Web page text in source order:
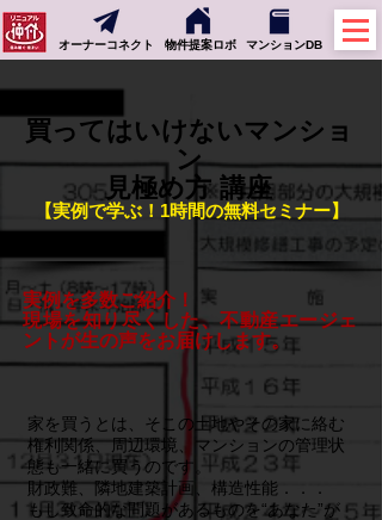
オーナーコネクト 物件提案ロボ マンションDB
買ってはいけないマンショ
ン
見極め方 講座
【実例で学ぶ！1時間の無料セミナー】
実例を多数ご紹介！
現場を知り尽くした、不動産エージェ
ントが生の声をお届けします。
家を買うとは、そこの土地やその家に絡む
権利関係、周辺環境、マンションの管理状
態も一緒に買うのです。
財政難、隣地建築計画、構造性能．．．
もし致命的な問題があるものを“あなた”が